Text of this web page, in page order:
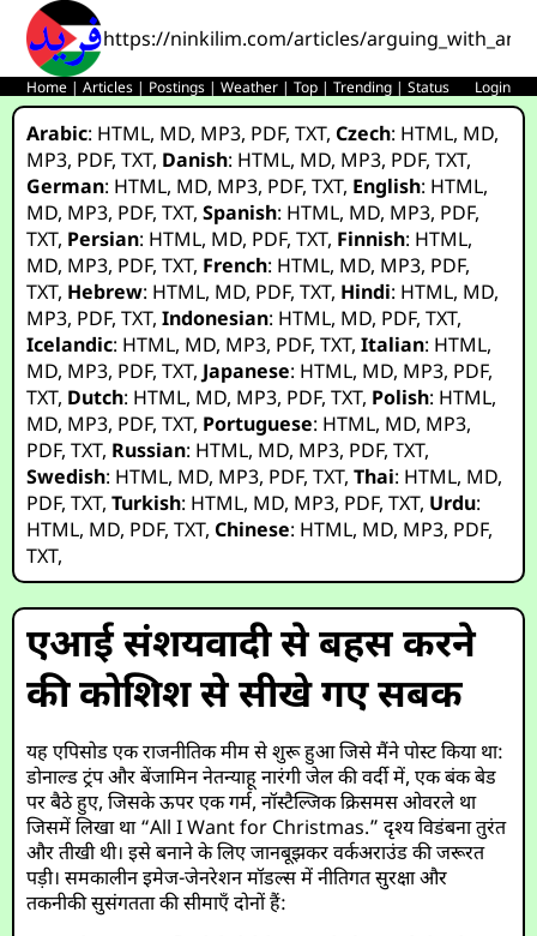
https://ninkilim.com/articles/
Home |Articles | Postings |Weather |Top |Trending |Status Login
Arabic: HTML, MD, MP3, PDF,TXT,Czech: HTML, MD,
MP3, PDF,TXT, Danish: HTML, MD, MP3, PDF,TXT,
German: HTML, MD, MP3, PDF,TXT, English: HTML,
MD, MP3, PDF,TXT,Spanish: HTML, MD, MP3, PDF,
TXT, Persian: HTML, MD, PDF,TXT, Finnish: HTML,
MD, MP3, PDF,TXT, French: HTML, MD, MP3, PDF,
TXT, Hebrew: HTML, MD, PDF,TXT, Hindi: HTML, MD,
MP3, PDF,TXT,Indonesian: HTML, MD, PDF,TXT,
Icelandic: HTML, MD, MP3, PDF,TXT,Italian: HTML,
MD, MP3, PDF,TXT, Japanese: HTML, MD, MP3, PDF,
TXT, Dutch: HTML, MD, MP3, PDF,TXT, Polish: HTML,
MD, MP3, PDF,TXT, Portuguese: HTML, MD, MP3,
PDF,TXT, Russian: HTML, MD, MP3, PDF,TXT,
Swedish: HTML, MD, MP3, PDF,TXT,Thai: HTML, MD,
PDF,TXT,Turkish: HTML, MD, MP3, PDF,TXT, Urdu:
HTML, MD, PDF,TXT,Chinese: HTML, MD, MP3, PDF,
TXT,
एआई संशयवादी से बहस करने
की कोशिश से सीखे गए सबक
यह एपिसोड एक राजनीतिक मीम से शुरू हुआ जिसे मैंने पोस्ट किया था:
डोनाल्ड ट्रंप और बेंजामिन नेतन्याहू नारंगी जेल की वर्दी में, एक बंक बेड
पर बैठे हुए, जिसके ऊपर एक गर्म, नॉस्टैल्जिक क्रिसमस ओवरले था
जिसमें लिखा था “All I Want for Christmas.” दृश्य विडंबना तुरंत
और तीखी थी। इसे बनाने के लिए जानबूझकर वर्कअराउंड की जरूरत
पड़ी। समकालीन इमेज-जेनरेशन मॉडल्स में नीतिगत सुरक्षा और
तकनीकी सुसंगतता की सीमाएँ दोनों हैं: